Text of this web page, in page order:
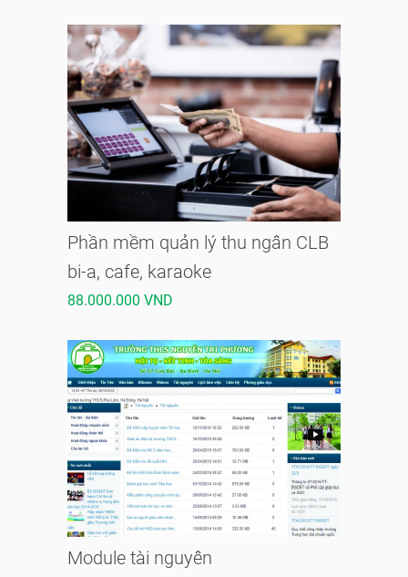
Phần mềm quản lý thu ngân CLB
bi-a, cafe, karaoke
88.000.000 VND
Module tài nguyên